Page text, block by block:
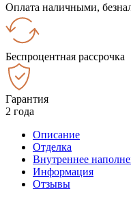
Оплата наличными,
Беспроцентная рассрочка
Гарантия
2 года
Описание
Отделка
Внутреннее
Информация
Отзывы